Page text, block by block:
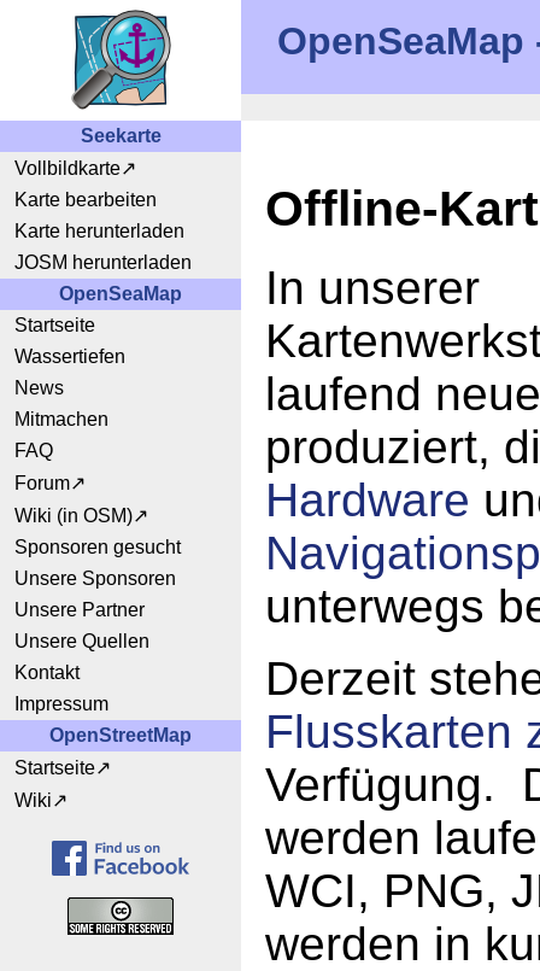
Seekarte
Vollbildkarte
Karte bearbeiten
Karte herunterladen
JOSM herunterladen
OpenSeaMap
Startseite
Wassertiefen
News
Mitmachen
FAQ
Forum
Wiki (in OSM)
Sponsoren gesucht
Unsere Sponsoren
Unsere Partner
Unsere Quellen
Kontakt
Impressum
OpenStreetMap
Startseite
Wiki
Offline-
In unserer
laufend
produziert,
Hardware
unterwegs
Derzeit
Flusskarten
Verfügung.
werden
WCI, PNG,
werden in